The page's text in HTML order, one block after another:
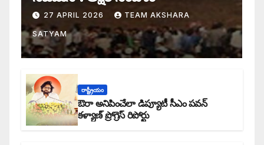
27 APRIL 2026 TEAM AKSHARA
SATYAM
రాష్ట్రీయం
ఔరా అనిపించేలా డిప్యూటీ సీఎం పవన్
కళ్యాణ్ ప్రోగ్రెస్ రిపోర్టు